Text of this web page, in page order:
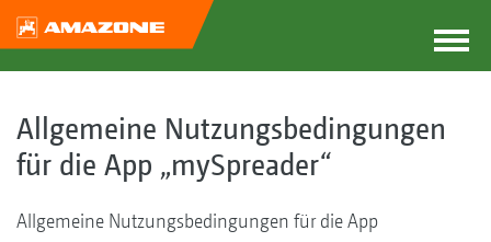
Allgemeine Nutzungsbedingungen
für die App „mySpreader“
Allgemeine Nutzungsbedingungen für die App